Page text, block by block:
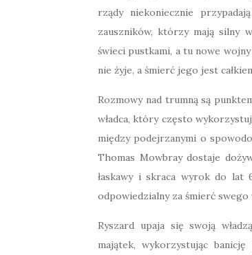
rządy niekoniecznie
zauszników, którzy mają silny
świeci pustkami, a tu nowe
nie żyje, a śmierć jego jest
Rozmowy nad trumną są
władca, który często
między podejrzanymi o
Thomas Mowbray dostaje
łaskawy i skraca wyrok do lat
odpowiedzialny za śmierć swego
Ryszard upaja się swoją
majątek, wykorzystując